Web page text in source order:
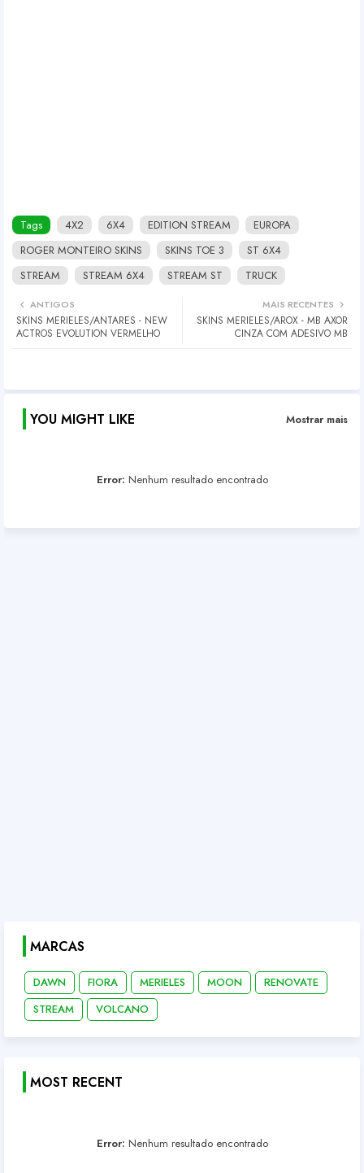
Tags 4X2 6X4 EDITION STREAM
EUROPA
ROGER MONTEIRO SKINS
SKINS TOE 3
ST 6X4
STREAM
STREAM 6X4 STREAM ST TRUCK
MAIS RECENTES
SKINS MERIELES/AROX - MB AXOR
CINZA COM ADESIVO MB
ANTIGOS
SKINS MERIELES/ANTARES - NEW
ACTROS EVOLUTION VERMELHO
YOU MIGHT LIKE Mostrar mais
Error: Nenhum resultado encontrado
MARCAS
DAWN FIORA MERIELES MOON
RENOVATE
STREAM
VOLCANO
MOST RECENT
Error: Nenhum resultado encontrado